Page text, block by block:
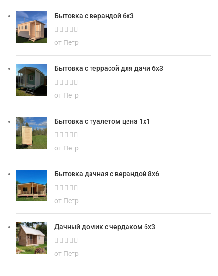
Бытовка с верандой 6х3
от Петр
Бытовка с террасой для дачи 6х3
от Петр
Бытовка с туалетом цена 1х1
от Петр
Бытовка дачная с верандой 8х6
от Петр
Дачный домик с чердаком 6х3
от Петр